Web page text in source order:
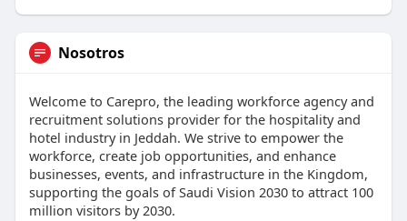
Nosotros
Welcome to Carepro, the leading workforce agency and
recruitment solutions provider for the hospitality and
hotel industry in Jeddah. We strive to empower the
workforce, create job opportunities, and enhance
businesses, events, and infrastructure in the Kingdom,
supporting the goals of Saudi Vision 2030 to attract 100
million visitors by 2030.